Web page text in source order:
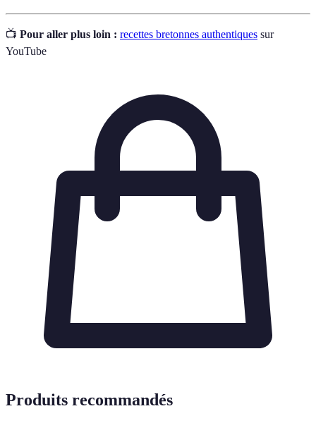
📺 Pour aller plus loin : recettes bretonnes authentiques sur
YouTube
Produits recommandés